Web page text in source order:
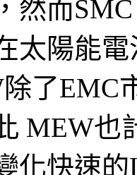
然而
太陽能
了EMC
MEW也
化快速